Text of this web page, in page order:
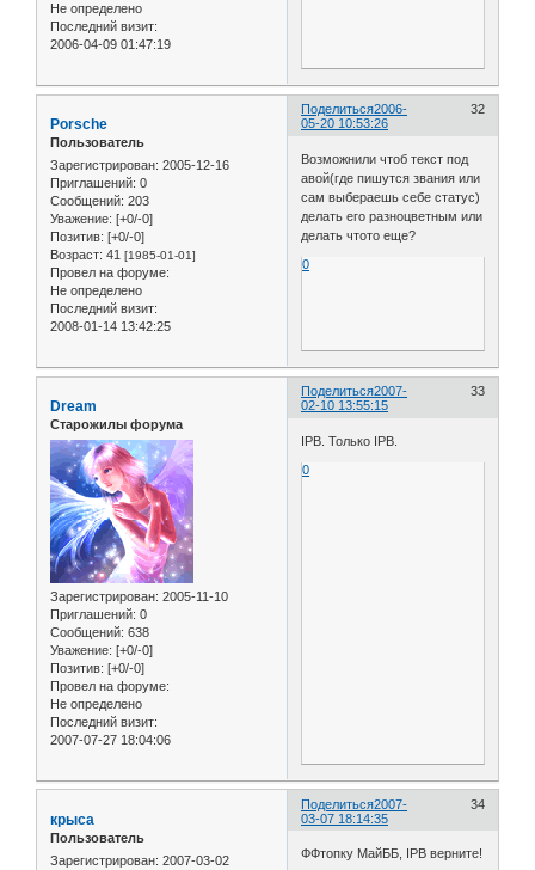
Не определено
Последний визит:
2006-04-09 01:47:19
Поделиться 32
2006-
05-20 10:53:26
Porsche
Пользователь
Зарегистрирован: 2005-12-16
Приглашений: 0
Сообщений: 203
Уважение: [+0/-0]
Позитив: [+0/-0]
Возраст: 41 [1985-01-01]
Провел на форуме:
Не определено
Последний визит:
2008-01-14 13:42:25
Возможнили чтоб текст под
авой(где пишутся звания или
сам выбераешь себе статус)
делать его разноцветным или
делать чтото еще?
0
Поделиться 33
2007-
02-10 13:55:15
Dream
Старожилы форума
Зарегистрирован: 2005-11-10
Приглашений: 0
Сообщений: 638
Уважение: [+0/-0]
Позитив: [+0/-0]
Провел на форуме:
Не определено
Последний визит:
2007-07-27 18:04:06
IPB. Только IPB.
0
Поделиться 34
2007-
03-07 18:14:35
крыса
Пользователь
Зарегистрирован: 2007-03-02 ФФтопку МайББ, IPB верните!